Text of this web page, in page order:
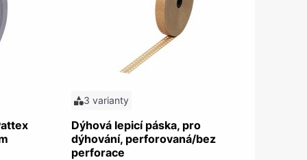
nohy, Nábytkové nohy a
nastavení
kování
3 varianty
Dýhová lepicí páska, pro
dýhování, perforovaná/bez
perforace